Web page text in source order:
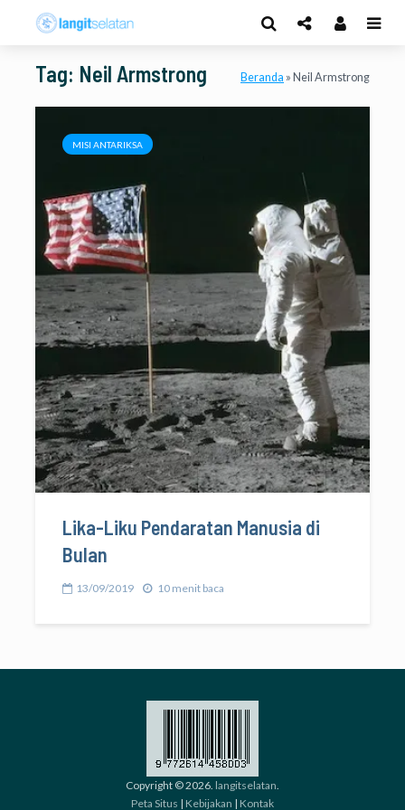
Tag: Neil Armstrong Beranda » Neil Armstrong
MISI ANTARIKSA
Lika-Liku Pendaratan Manusia di
Bulan
13/09/2019 10 menit baca
Copyright © 2026. langitselatan
Peta Situs | Kebijakan | Kontak